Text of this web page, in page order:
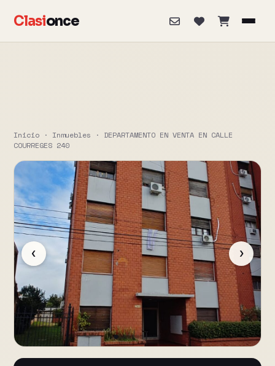
Clasionce
Inicio · Inmuebles · DEPARTAMENTO EN VENTA EN CALLE
COURREGES 240
‹ ›